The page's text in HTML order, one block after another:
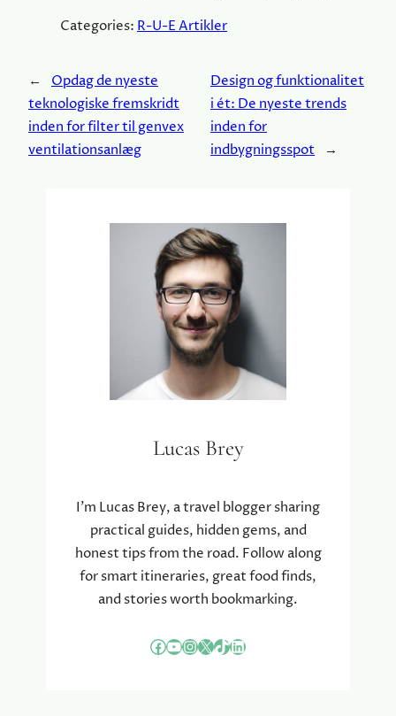
Categories: R-U-E Artikler
←
Opdag de nyeste
teknologiske fremskridt
inden for filter til genvex
ventilationsanlæg
Design og funktionalitet
i ét: De nyeste trends
inden for
indbygningsspot
→
Lucas Brey
I’m Lucas Brey, a travel blogger sharing
practical guides, hidden gems, and
honest tips from the road. Follow along
for smart itineraries, great food finds,
and stories worth bookmarking.
Facebook YouTube InstagramX TikTok LinkedIn